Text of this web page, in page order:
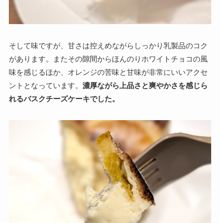
そして味ですが、甘さは控えめながらしっかり乳製品のコク
があります。またその隙間からほんのりホワイトチョコの風
味を感じるほか、オレンジの苦味と甘味が非常にいいアクセ
ントとなっています。 濃厚ながら上品さと爽やかさを感じら
れるバスクチーズケーキでした。